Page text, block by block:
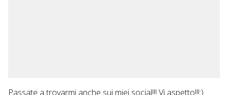
Passate a trovarmi anche sui miei social!!! Vi aspetto!!!:)